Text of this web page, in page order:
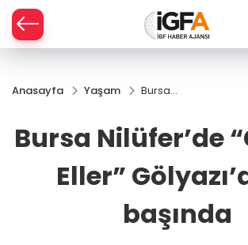
Anasayfa Yaşam
Bursa
Eller”
iş başında
Bursa Nilüfer’de
Eller”
başında